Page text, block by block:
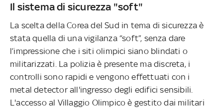
Il sistema di sicurezza "soft"
La scelta della Corea del Sud in tema di sicurezza è
stata quella di una vigilanza “soft”, senza dare
l’impressione che i siti olimpici siano blindati o
militarizzati. La polizia è presente ma discreta, i
controlli sono rapidi e vengono effettuati con i
metal detector all'ingresso degli edifici sensibili.
L'accesso al Villaggio Olimpico è gestito dai militari